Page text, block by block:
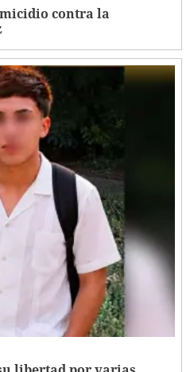
contra la